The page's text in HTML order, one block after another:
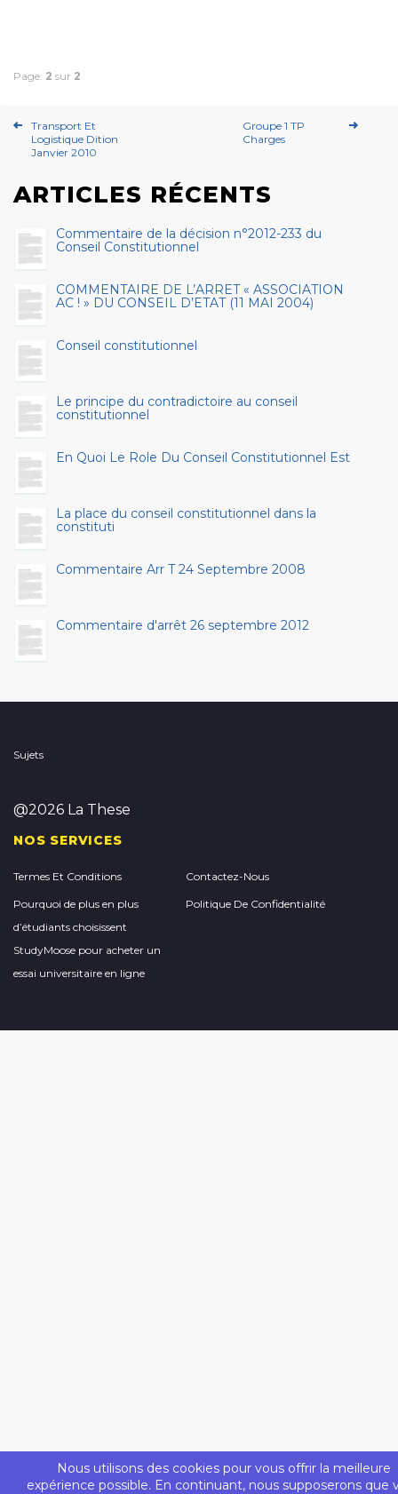
Page: 2 sur 2
Transport Et
Logistique Dition
Janvier 2010
Groupe 1 TP
Charges
ARTICLES RÉCENTS
Commentaire de la décision n°2012-233 du
Conseil Constitutionnel
COMMENTAIRE DE L’ARRET « ASSOCIATION
AC ! » DU CONSEIL D’ETAT (11 MAI 2004)
Conseil constitutionnel
Le principe du contradictoire au conseil
constitutionnel
En Quoi Le Role Du Conseil Constitutionnel Est
La place du conseil constitutionnel dans la
constituti
Commentaire Arr T 24 Septembre 2008
Commentaire d'arrêt 26 septembre 2012
Nous utilisons des cookies pour vous offrir la meilleure
expérience possible. En continuant, nous supposerons que
Sujets
@2026 La These
NOS SERVICES
Termes Et Conditions Contactez-Nous
Pourquoi de plus en plus
d’étudiants choisissent
StudyMoose pour acheter un
essai universitaire en ligne
Politique De Confidentialité